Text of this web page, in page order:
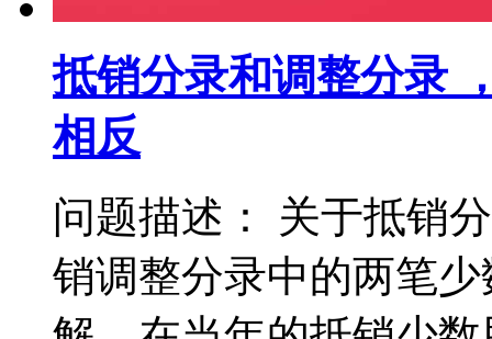
抵销分录和调整分录
相反
问题描述： 关于抵销
销调整分录中的两笔